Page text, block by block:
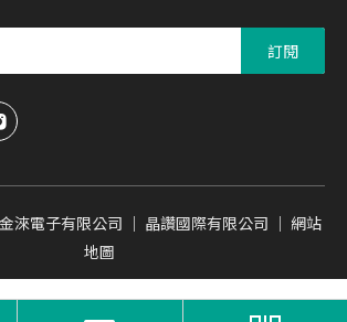
訂閱
金淶電子有限公司 ｜ 晶讚國際有限公司 ｜ 網站
地圖